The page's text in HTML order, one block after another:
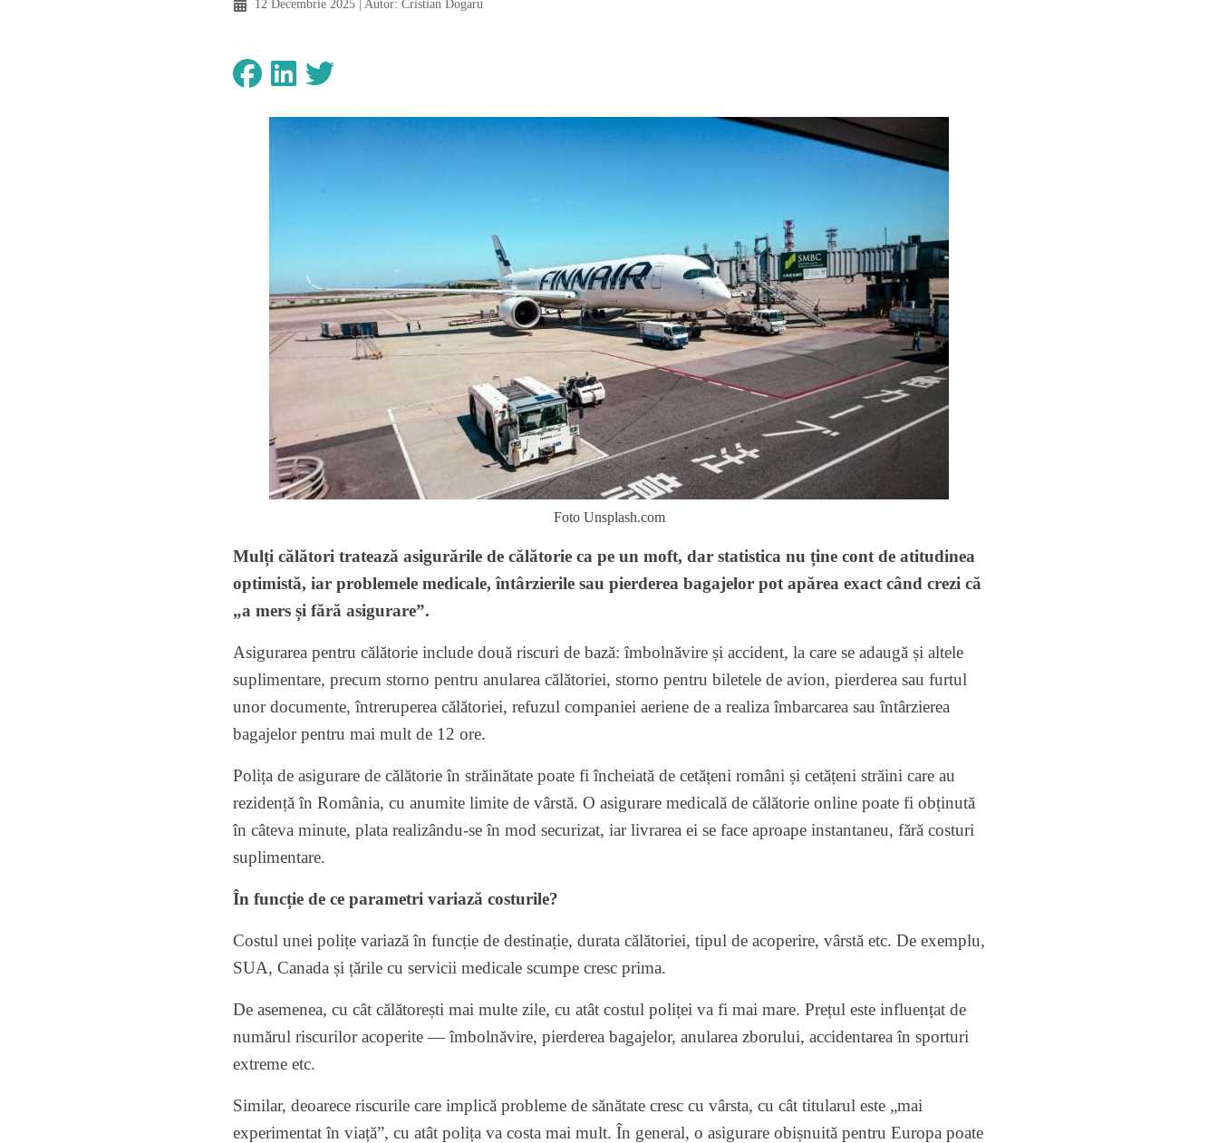
12 Decembrie 2025| Autor: Cristian Dogaru
Foto Unsplash.com
Mulți călători tratează asigurările de călătorie ca pe un moft, dar statistica nu ține cont de atitudinea
optimistă, iar problemele medicale, întârzierile sau pierderea bagajelor pot apărea exact când crezi că
„a mers și fără asigurare”.
Asigurarea pentru călătorie include două riscuri de bază: îmbolnăvire și accident, la care se adaugă și altele
suplimentare, precum storno pentru anularea călătoriei, storno pentru biletele de avion, pierderea sau furtul
unor documente, întreruperea călătoriei, refuzul companiei aeriene de a realiza îmbarcarea sau întârzierea
bagajelor pentru mai mult de 12 ore.
Polița de asigurare de călătorie în străinătate poate fi încheiată de cetățeni români și cetățeni străini care au
rezidență în România, cu anumite limite de vârstă. O asigurare medicală de călătorie online poate fi obținută
în câteva minute, plata realizându-se în mod securizat, iar livrarea ei se face aproape instantaneu, fără costuri
suplimentare.
În funcție de ce parametri variază costurile?
Costul unei polițe variază în funcție de destinație, durata călătoriei, tipul de acoperire, vârstă etc. De exemplu,
SUA, Canada și țările cu servicii medicale scumpe cresc prima.
De asemenea, cu cât călătorești mai multe zile, cu atât costul poliței va fi mai mare. Prețul este influențat de
numărul riscurilor acoperite — îmbolnăvire, pierderea bagajelor, anularea zborului, accidentarea în sporturi
extreme etc.
Similar, deoarece riscurile care implică probleme de sănătate cresc cu vârsta, cu cât titularul este „mai
experimentat în viață”, cu atât polița va costa mai mult. În general, o asigurare obișnuită pentru Europa poate